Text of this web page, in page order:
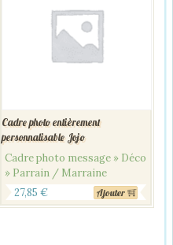
Cadre photo entièrement
personnalisable Jojo
Cadre photo message » Déco
» Parrain / Marraine
27,85 € Ajouter